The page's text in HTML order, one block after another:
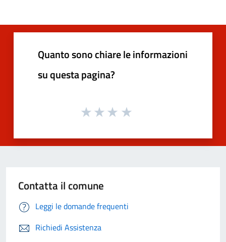
Quanto sono chiare le informazioni
su questa pagina?
Contatta il comune
Leggi le domande frequenti
Richiedi Assistenza